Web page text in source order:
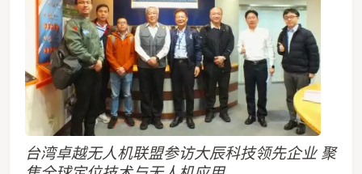
台湾卓越无人机联盟参访大辰科技领先企业 聚